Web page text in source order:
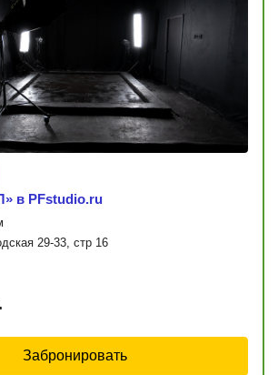
в PFstudio.ru
29-33, стр 16
Забронировать